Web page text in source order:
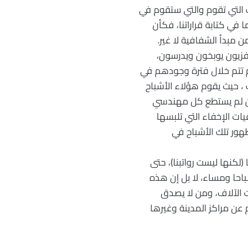
التي تقوم والتي ستقوم في
في كتابة قراراتنا، فكأن
الشفافية لا غير.
يوبخون ويدرسون،
تتم خلال فترة وجودهم في
حيث يقوم هؤلاء الأشباح
لم يستطع كل مهندسي
الإخفاء التي تلبسها
تلك الأشباح في
ليست رواتبنا)، حتى
ومساء، لا بل إن هذه
الآلاف، ومن لا يصدق
مراكز المدينة وغيرها